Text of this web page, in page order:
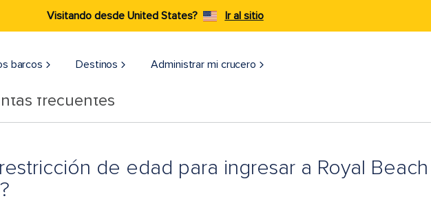
Visitando desde United States? Ir al sitio
barcos Destinos Administrar mi crucero
frecuentes
de edad para ingresar a Royal